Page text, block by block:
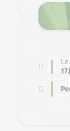
Le